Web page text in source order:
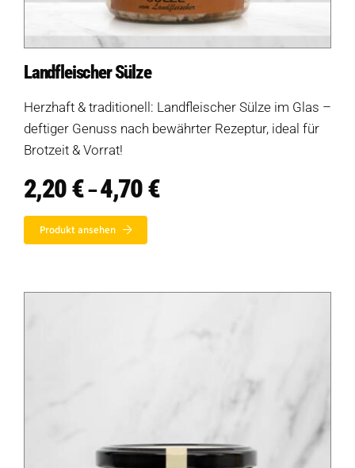
Landfleischer Sülze
Herzhaft & traditionell: Landfleischer Sülze im Glas –
deftiger Genuss nach bewährter Rezeptur, ideal für
Brotzeit & Vorrat!
2,20€ –4,70€Preisspanne:
2,20 €
Produkt ansehen